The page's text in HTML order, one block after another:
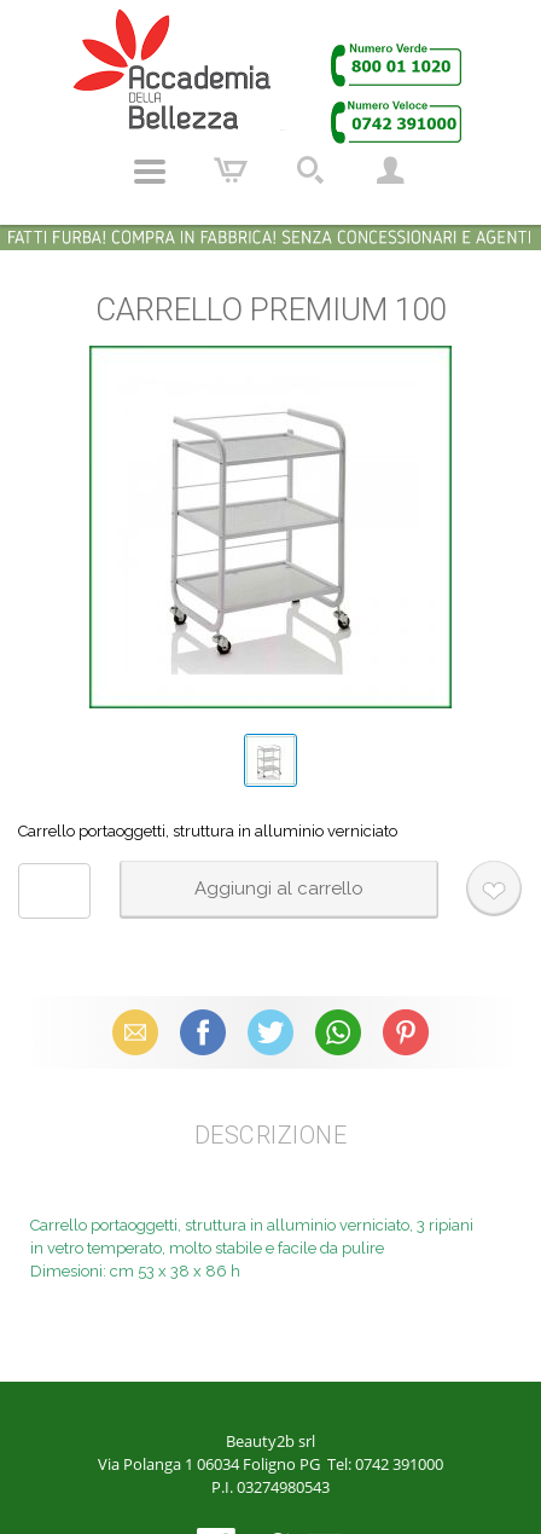
CARRELLO PREMIUM 100
Carrello portaoggetti, struttura in alluminio verniciato
Email Facebook X (Twitter) WhatsAppPinterest
DESCRIZIONE
Carrello portaoggetti, struttura in alluminio verniciato, 3 ripiani
in vetro temperato, molto stabile e facile da pulire
Dimesioni: cm 53 x 38 x 86 h
Beauty2b srl
Via Polanga 1 06034 Foligno PG Tel: 0742 391000
P.I. 03274980543